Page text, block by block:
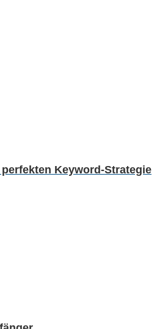
Keyword-Strategie